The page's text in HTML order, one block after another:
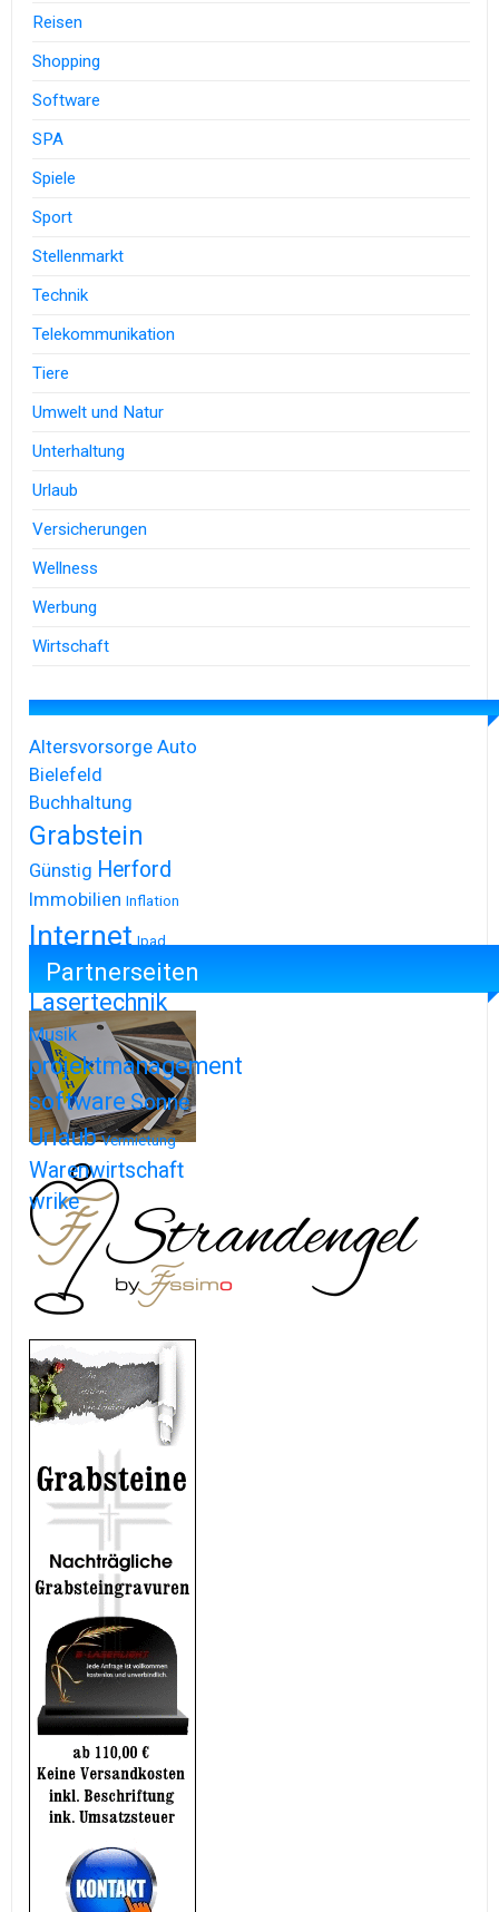
Reisen
Shopping
Software
SPA
Spiele
Sport
Stellenmarkt
Technik
Telekommunikation
Tiere
Umwelt und Natur
Unterhaltung
Urlaub
Versicherungen
Wellness
Werbung
Wirtschaft
Altersvorsorge Auto
Bielefeld
Buchhaltung
Grabstein
Günstig Herford
Immobilien Inflation
Internet Ipad
Iphone
Lasertechnik
Musik
projektmanagement
softwareSonne
Urlaub Vermietung
Warenwirtschaft
wrike
Partnerseiten